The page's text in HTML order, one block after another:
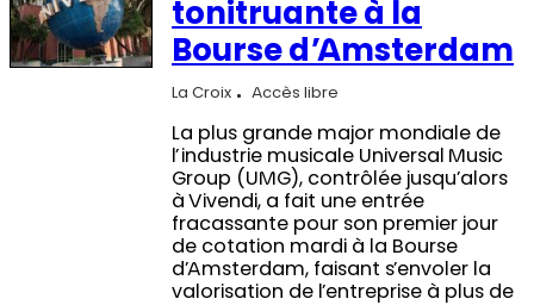
tonitruante à la
Bourse d’Amsterdam
La Croix Accès libre
La plus grande major mondiale de
l’industrie musicale Universal Music
Group (UMG), contrôlée jusqu’alors
à Vivendi, a fait une entrée
fracassante pour son premier jour
de cotation mardi à la Bourse
d’Amsterdam, faisant s’envoler la
valorisation de l’entreprise à plus de